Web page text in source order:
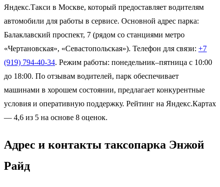
Яндекс.Такси в Москве, который предоставляет водителям
автомобили для работы в сервисе. Основной адрес парка:
Балаклавский проспект, 7 (рядом со станциями метро
«Чертановская», «Севастопольская»). Телефон для связи: +7
(919) 794-40-34. Режим работы: понедельник–пятница с 10:00
до 18:00. По отзывам водителей, парк обеспечивает
машинами в хорошем состоянии, предлагает конкурентные
условия и оперативную поддержку. Рейтинг на Яндекс.Картах
— 4,6 из 5 на основе 8 оценок.
Адрес и контакты таксопарка Энжой
Райд